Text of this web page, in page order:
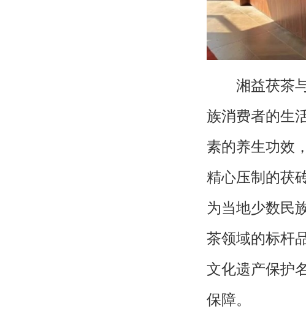
湘益茯茶与
族消费者的生
素的养生功效
精心压制的茯
为当地少数民
茶领域的标杆
文化遗产保护
保障。